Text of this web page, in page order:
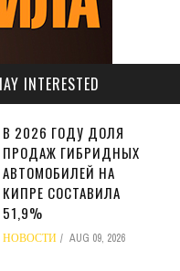
INTERESTED
В 2026 ГОДУ ДОЛЯ
ПРОДАЖ ГИБРИДНЫХ
АВТОМОБИЛЕЙ НА
КИПРЕ СОСТАВИЛА
51,9%
НОВОСТИ AUG 09, 2026